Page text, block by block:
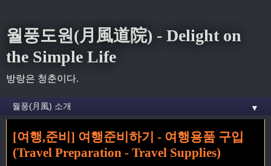
월풍도원(月風道院) - Delight on
the Simple Life
방랑은 청춘이다.
▼
» 여행용품 꼬리가 달린 글
[여행,준비] 여행준비하기 - 여행용품 구입
(Travel Preparation - Travel Supplies)